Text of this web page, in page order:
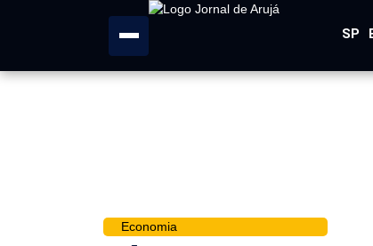
SP
Economia